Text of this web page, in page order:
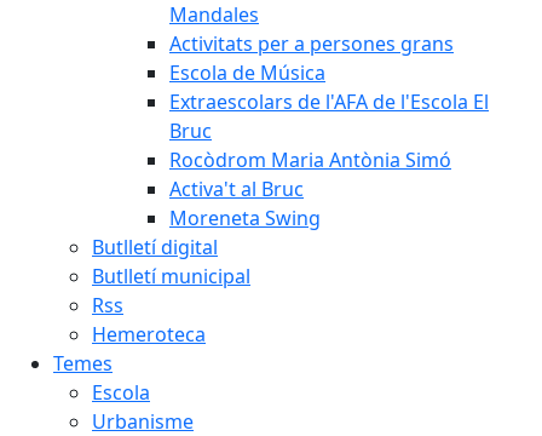
Mandales
Activitats per a persones grans
Escola de Música
Extraescolars de l'AFA de l'Escola El
Bruc
Rocòdrom Maria Antònia Simó
Activa't al Bruc
Moreneta Swing
Butlletí digital
Butlletí municipal
Rss
Hemeroteca
Temes
Escola
Urbanisme